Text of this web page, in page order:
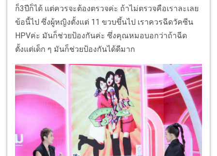
ก็3ปีก็ได้ แต่ควรจะต้องตรวจค่ะ ถ้าไม่ตรวจคือเราละเลย
ข้อนี้ไป ซึ่งผู้หญิงตั้งแต่ 11 ขวบขึ้นไป เราควรฉีดวัคซีน
HPVค่ะ มันก็ช่วยป้องกันค่ะ ซึ่งคุณหมอบอกว่าถ้าฉีด
ตั้งแต่เด็ก ๆ มันก็ช่วยป้องกันได้ดีมาก